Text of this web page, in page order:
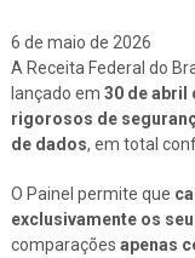
6 de maio de 2026
A Receita Federal do
lançado em 30 de abril
rigorosos de
de dados, em total
O Painel permite que
exclusivamente os
comparações apenas